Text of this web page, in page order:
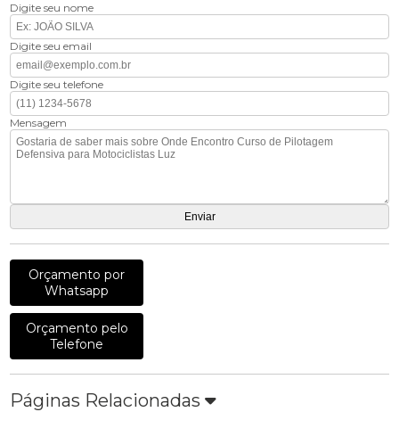
Digite seu nome
Digite seu email
Digite seu telefone
Mensagem
Orçamento por
Whatsapp
Orçamento pelo
Telefone
Páginas Relacionadas